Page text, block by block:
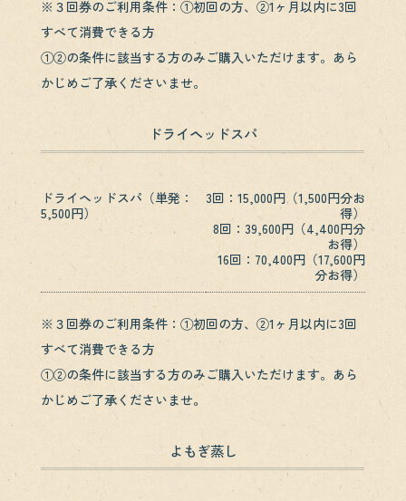
※３回券のご利用条件：①初回の方、②1ヶ月以内に3回
すべて消費できる方
①②の条件に該当する方のみご購入いただけます。あら
かじめご了承くださいませ。
ドライヘッドスパ
ドライヘッドスパ（単発：
5,500円）
3回：15,000円（1,500円分お
得）
8回：39,600円（4,400円分
お得）
16回：70,400円（17,600円
分お得）
※３回券のご利用条件：①初回の方、②1ヶ月以内に3回
すべて消費できる方
①②の条件に該当する方のみご購入いただけます。あら
かじめご了承くださいませ。
よもぎ蒸し